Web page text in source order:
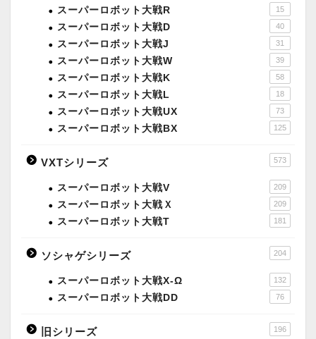
スーパーロボット大戦R 15
スーパーロボット大戦D 40
スーパーロボット大戦J 31
スーパーロボット大戦W 39
スーパーロボット大戦K 58
スーパーロボット大戦L 18
スーパーロボット大戦UX 73
スーパーロボット大戦BX 125
VXTシリーズ 573
スーパーロボット大戦V 209
スーパーロボット大戦Ｘ 209
スーパーロボット大戦T 181
ソシャゲシリーズ 204
スーパーロボット大戦X-Ω 132
スーパーロボット大戦DD 76
旧シリーズ 196